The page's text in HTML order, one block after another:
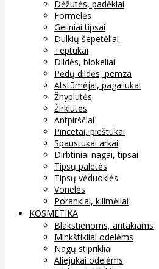
Dėžutės, padėklai
Formelės
Geliniai tipsai
Dulkių šepetėliai
Teptukai
Dildės, blokeliai
Pėdų dildės, pemza
Atstūmėjai, pagaliukai
Žnyplutės
Žirklutės
Antpirščiai
Pincetai, pieštukai
Spaustukai arkai
Dirbtiniai nagai, tipsai
Tipsų paletės
Tipsų vėduoklės
Vonelės
Porankiai, kilimėliai
KOSMETIKA
Blakstienoms, antakiams
Minkštikliai odelėms
Nagų stiprikliai
Aliejukai odelėms